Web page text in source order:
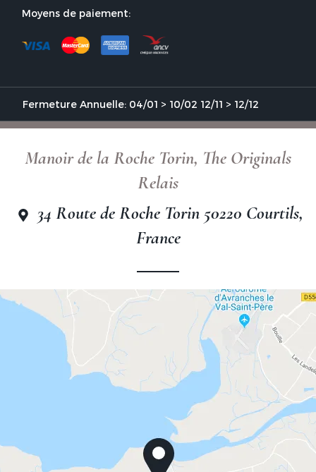
Moyens de paiement:
Fermeture Annuelle: 04/01 > 10/02 12/11 > 12/12
Manoir de la Roche Torin, The Originals
Relais
34 Route de Roche Torin 50220 Courtils,
France